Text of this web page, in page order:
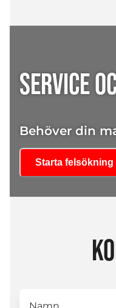
SERVICE
Behöver din
Starta felsökning